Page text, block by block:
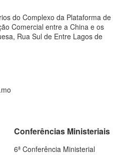
do Complexo da Plataforma de
Comercial entre a China e os
Rua Sul de Entre Lagos de
Conferências Ministeriais
6ª Conferência Ministerial